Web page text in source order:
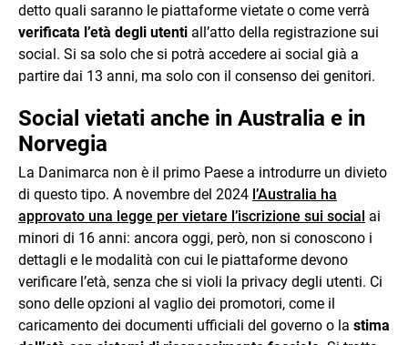
detto quali saranno le piattaforme vietate o come verrà
verificata l’età degli utenti all’atto della registrazione sui
social. Si sa solo che si potrà accedere ai social già a
partire dai 13 anni, ma solo con il consenso dei genitori.
Social vietati anche in Australia e in
Norvegia
La Danimarca non è il primo Paese a introdurre un divieto
di questo tipo. A novembre del 2024 l’Australia ha
approvato una legge per vietare l’iscrizione sui social ai
minori di 16 anni: ancora oggi, però, non si conoscono i
dettagli e le modalità con cui le piattaforme devono
verificare l’età, senza che si violi la privacy degli utenti. Ci
sono delle opzioni al vaglio dei promotori, come il
caricamento dei documenti ufficiali del governo o la stima